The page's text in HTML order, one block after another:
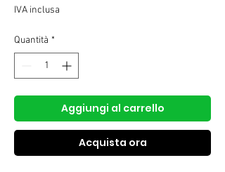
regolare
IVA inclusa
Quantità *
Aggiungi al carrello
Acquista ora